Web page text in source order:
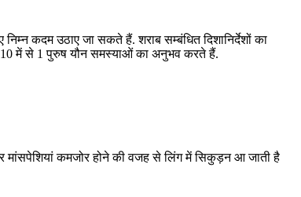
कदम उठाए जा सकते हैं. शराब सम्बंधित दिशानिर्देशों का
में से 1 पुरुष यौन समस्याओं का अनुभव करते हैं.
मांसपेशियां कमजोर होने की वजह से लिंग में सिकुड़न आ जाती है